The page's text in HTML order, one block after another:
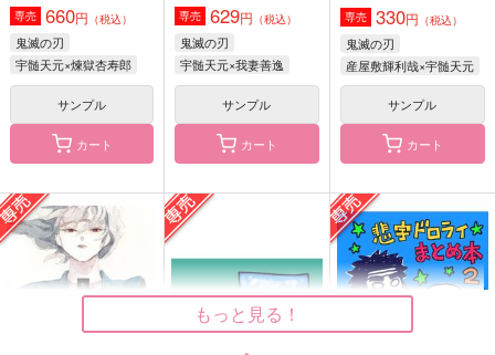
稽古のじかん（上）
787円（税込）
宇髄天元×煉獄杏寿郎
サンプル
作品詳細
宇髄夫婦が温泉に行く
ゆらゆら
1,150
宇髄天元×嫁
サンプル
作品詳細
どこにもない
1,257円（税込）
宇髄天元×煉獄杏寿郎
サンプル
作品詳細
専売 660円 （税込）
鬼滅の刃
宇髄天元×煉獄杏寿郎
サンプル
カート
専売 629円 （税込）
鬼滅の刃
宇髄天元×我妻善逸
サンプル
カート
専売 330円 （税込）
鬼滅の刃
産屋敷輝利哉×宇髄天元
サンプル
カート
もっと見る！